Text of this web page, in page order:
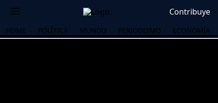
Contribuye
HOME POLÍTICA MUNDO PERIODISMO ECONOMÍA